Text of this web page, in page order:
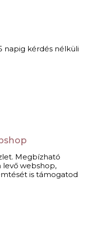
napig kérdés nélküli
Megbízható
levő webshop,
is támogatod​